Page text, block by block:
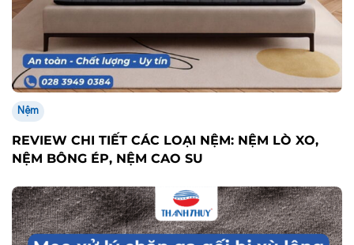
Nệm
REVIEW CHI TIẾT CÁC LOẠI NỆM: NỆM LÒ XO,
NỆM BÔNG ÉP, NỆM CAO SU